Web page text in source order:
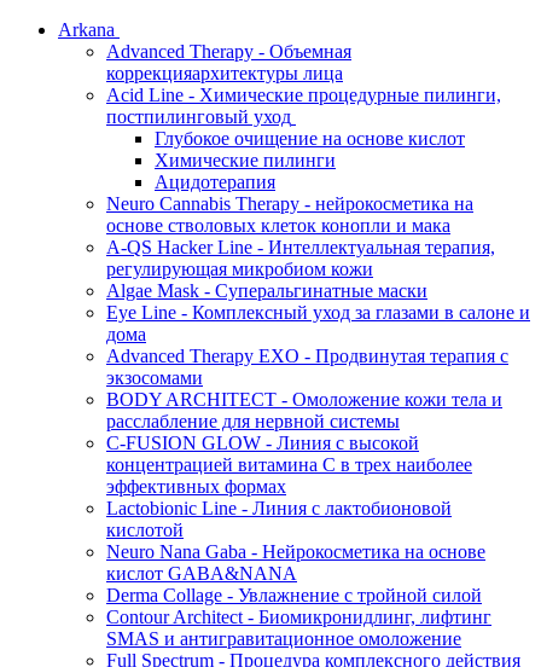
Arkana
Advanced Therapy - Объемная
коррекцияархитектуры лица
Acid Line - Химические процедурные пилинги,
постпилинговый уход
Глубокое очищение на основе кислот
Химические пилинги
Ацидотерапия
Neuro Cannabis Therapy - нейрокосметика на
основе стволовых клеток конопли и мака
A-QS Hacker Line - Интеллектуальная терапия,
регулирующая микробиом кожи
Algae Mask - Суперальгинатные маски
Eye Line - Комплексный уход за глазами в салоне и
дома
Advanced Therapy EXO - Продвинутая терапия с
экзосомами
BODY ARCHITECT - Омоложение кожи тела и
расслабление для нервной системы
C-FUSION GLOW - Линия с высокой
концентрацией витамина C в трех наиболее
эффективных формах
Lactobionic Line - Линия с лактобионовой
кислотой
Neuro Nana Gaba - Нейрокосметика на основе
кислот GABA&NANA
Derma Collage - Увлажнение с тройной силой
Contour Architect - Биомикронидлинг, лифтинг
SMAS и антигравитационное омоложение
Full Spectrum - Процедура комплексного действия